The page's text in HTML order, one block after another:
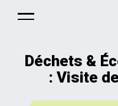
Déchets &
: Visite